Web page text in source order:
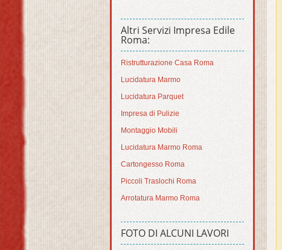
Altri Servizi Impresa Edile
Roma:
Ristrutturazione Casa Roma
Lucidatura Marmo
Lucidatura Parquet
Impresa di Pulizie
Montaggio Mobili
Lucidatura Marmo Roma
Cartongesso Roma
Piccoli Traslochi Roma
Arrotatura Marmo Roma
FOTO DI ALCUNI LAVORI